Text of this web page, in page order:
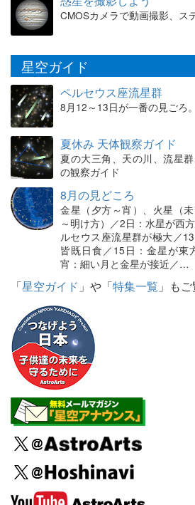
CMOSカメラで動画撮影、ス
星空ガイド
ペルセウス座流星群
8月12～13日が一番の見ごろ
夏休み 天体観察ガイド
夏の大三角、天の川、流星
の観察ガイド
8月の見どころ
金星（夕方～宵）、火星（
～明け方）／2日：水星が西
ルセウス座流星群が極大／
皆既日食／15日：金星が東
宵：細い月と金星が接近／…
「星空ガイド 」や「特集一覧 」も